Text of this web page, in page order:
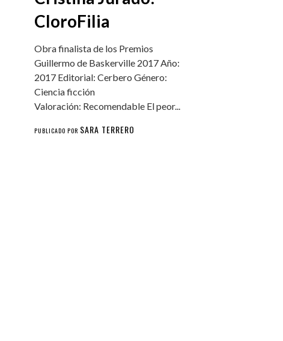
CloroFilia
Obra finalista de los Premios
Guillermo de Baskerville 2017 Año:
2017 Editorial: Cerbero Género:
Ciencia ficción
Valoración: Recomendable El peor...
PUBLICADO POR SARA TERRERO